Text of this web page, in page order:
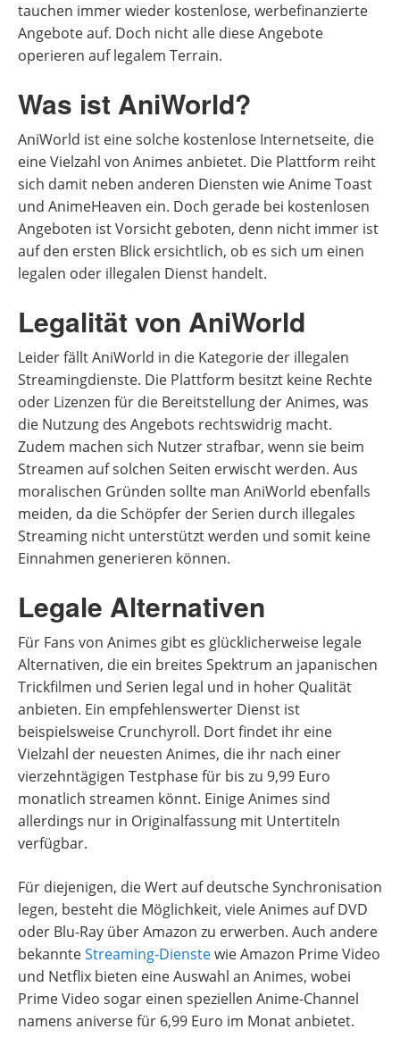
tauchen immer wieder kostenlose, werbefinanzierte
Angebote auf. Doch nicht alle diese Angebote
operieren auf legalem Terrain.
Was ist AniWorld?
AniWorld ist eine solche kostenlose Internetseite, die
eine Vielzahl von Animes anbietet. Die Plattform reiht
sich damit neben anderen Diensten wie Anime Toast
und AnimeHeaven ein. Doch gerade bei kostenlosen
Angeboten ist Vorsicht geboten, denn nicht immer ist
auf den ersten Blick ersichtlich, ob es sich um einen
legalen oder illegalen Dienst handelt.
Legalität von AniWorld
Leider fällt AniWorld in die Kategorie der illegalen
Streamingdienste. Die Plattform besitzt keine Rechte
oder Lizenzen für die Bereitstellung der Animes, was
die Nutzung des Angebots rechtswidrig macht.
Zudem machen sich Nutzer strafbar, wenn sie beim
Streamen auf solchen Seiten erwischt werden. Aus
moralischen Gründen sollte man AniWorld ebenfalls
meiden, da die Schöpfer der Serien durch illegales
Streaming nicht unterstützt werden und somit keine
Einnahmen generieren können.
Legale Alternativen
Für Fans von Animes gibt es glücklicherweise legale
Alternativen, die ein breites Spektrum an japanischen
Trickfilmen und Serien legal und in hoher Qualität
anbieten. Ein empfehlenswerter Dienst ist
beispielsweise Crunchyroll. Dort findet ihr eine
Vielzahl der neuesten Animes, die ihr nach einer
vierzehntägigen Testphase für bis zu 9,99 Euro
monatlich streamen könnt. Einige Animes sind
allerdings nur in Originalfassung mit Untertiteln
verfügbar.
Für diejenigen, die Wert auf deutsche Synchronisation
legen, besteht die Möglichkeit, viele Animes auf DVD
oder Blu-Ray über Amazon zu erwerben. Auch andere
bekannteStreaming-Dienstewie Amazon Prime Video
und Netflix bieten eine Auswahl an Animes, wobei
Prime Video sogar einen speziellen Anime-Channel
namens aniverse für 6,99 Euro im Monat anbietet.